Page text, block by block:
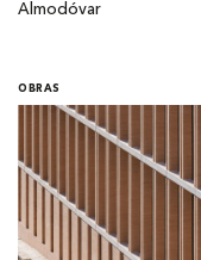
Almodóvar
OBRAS